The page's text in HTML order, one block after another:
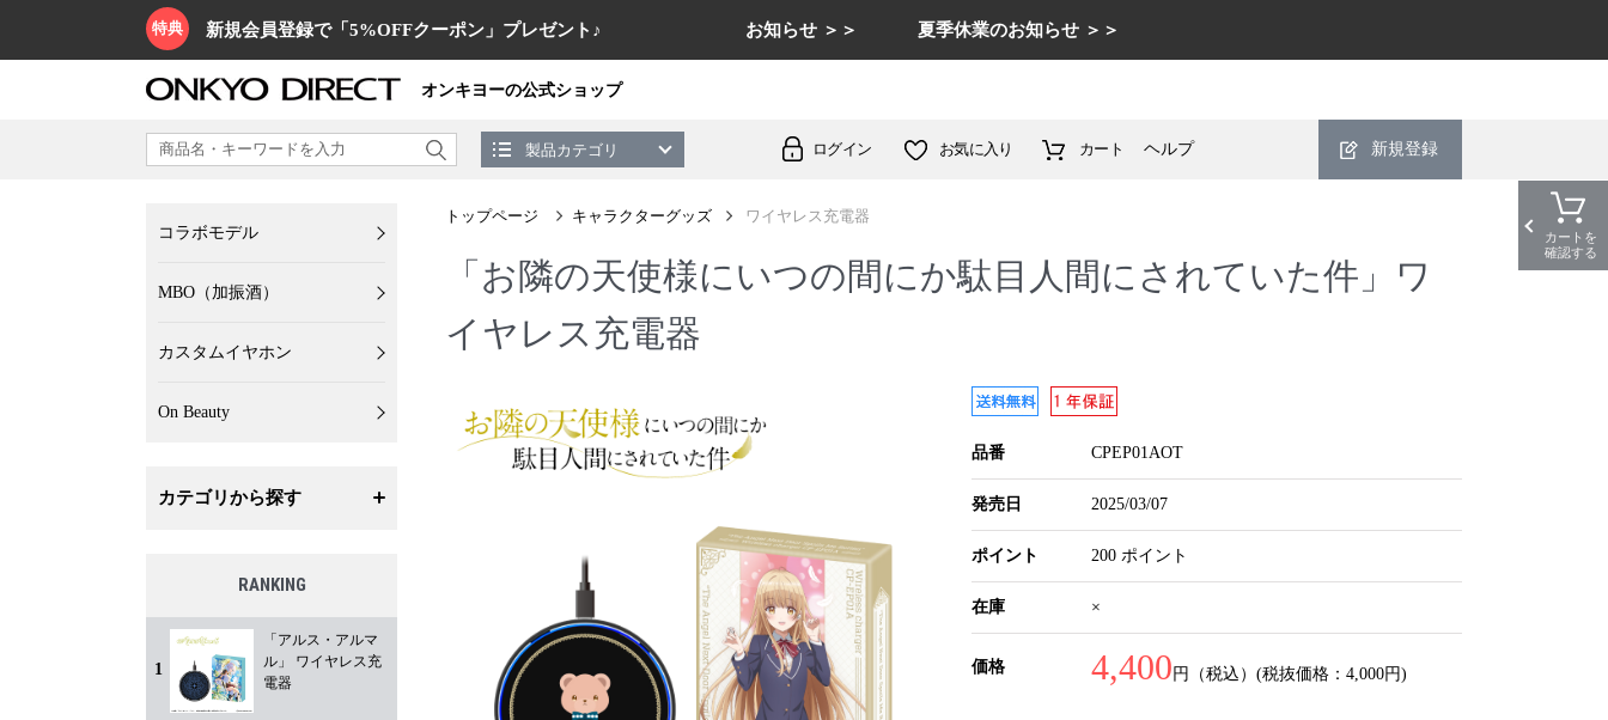
特典 新規会員登録で「5%OFFクーポン」プレゼント♪ お知らせ ＞＞ 夏季休業のお知らせ ＞＞
オンキヨーの公式ショップ
製品カテゴリ ログイン お気に入り カート ヘルプ 新規登録
トップページ キャラクターグッズ ワイヤレス充電器
「お隣の天使様にいつの間にか駄目人間にされていた件」ワ
イヤレス充電器
品番 CPEP01AOT
発売日 2025/03/07
ポイント 200 ポイント
在庫 ×
価格 4,400 円（税込）(税抜価格：4,000円)
コラボモデル
MBO（加振酒）
カスタムイヤホン
On Beauty
カテゴリから探す
RANKING
1
「アルス・アルマ
ル」 ワイヤレス充
電器
カートを
確認する